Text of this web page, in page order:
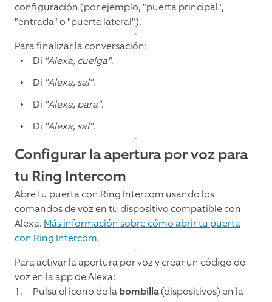
configuración (por ejemplo, "puerta principal",
"entrada" o "puerta lateral").
Para finalizar la conversación:
Di "Alexa, cuelga".
Di "Alexa, sal".
Di "Alexa, para".
Di "Alexa, sal".
Configurar la apertura por voz para
tu Ring Intercom
Abre tu puerta con Ring Intercom usando los
comandos de voz en tu dispositivo compatible con
Alexa. Más información sobre cómo abrir tu puerta
con Ring Intercom.
Para activar la apertura por voz y crear un código de
voz en la app de Alexa:
Pulsa el icono de labombilla(dispositivos) en la